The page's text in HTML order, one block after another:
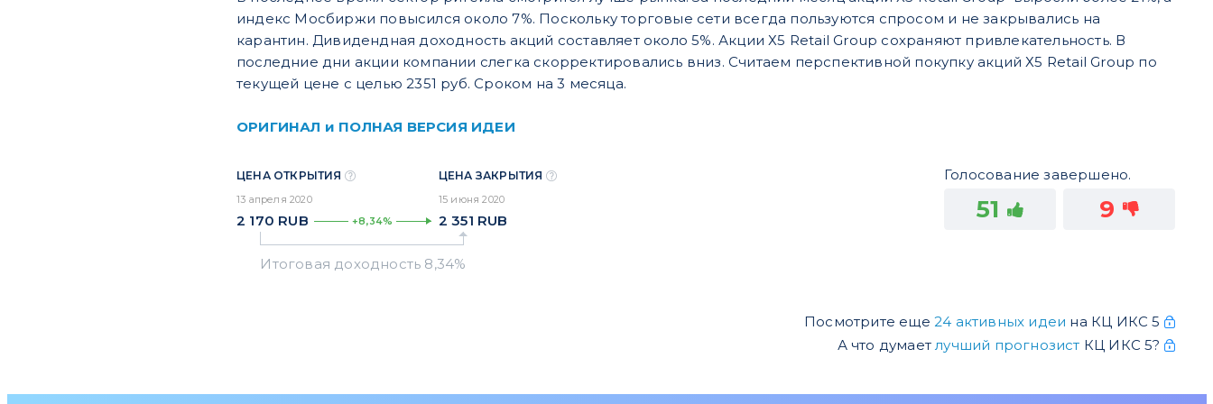
индекс Мосбиржи повысился около 7%. Поскольку торговые сети всегда пользуются спросом и не закрывались на
карантин. Дивидендная доходность акций составляет около 5%. Акции Х5 Retail Group сохраняют привлекательность. В
последние дни акции компании слегка скорректировались вниз. Считаем перспективной покупку акций Х5 Retail Group по
текущей цене с целью 2351 руб. Сроком на 3 месяца.
ОРИГИНАЛ и ПОЛНАЯ ВЕРСИЯ ИДЕИ
ЦЕНА ОТКРЫТИЯ
13 апреля 2020
2 170 RUB +8,34%
ЦЕНА ЗАКРЫТИЯ
15 июня 2020
2 351 RUB
Голосование завершено.
51 9
Посмотрите еще 24 активных идеи на КЦ ИКС 5
А что думаетлучший прогнозист КЦ ИКС 5?